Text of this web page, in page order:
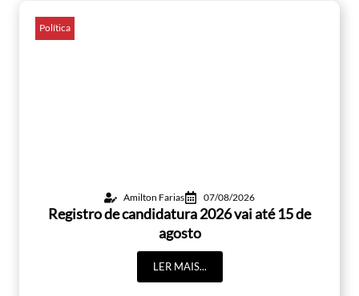
Política
Amilton Farias 07/08/2026
Registro de candidatura 2026 vai até 15 de
agosto
LER MAIS...